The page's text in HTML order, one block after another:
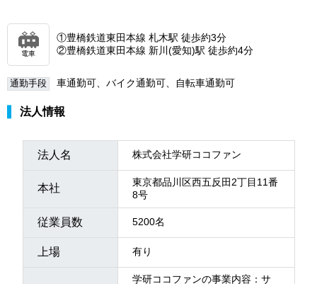
電車
①豊橋鉄道東田本線 札木駅 徒歩約3分
②豊橋鉄道東田本線 新川(愛知)駅 徒歩約4分
通勤手段 車通勤可、バイク通勤可、自転車通勤可
法人情報
法人名 株式会社学研ココファン
本社
東京都品川区西五反田2丁目11番
8号
従業員数 5200名
上場 有り
学研ココファンの事業内容：サ